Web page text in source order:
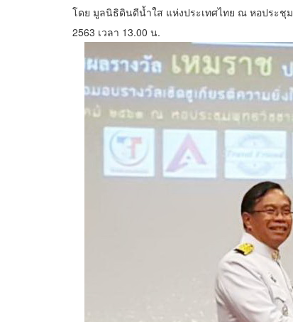
โดย มูลนิธิดินดีน้ำใส แห่งประเทศไทย ณ หอประ
2563 เวลา 13.00 น.